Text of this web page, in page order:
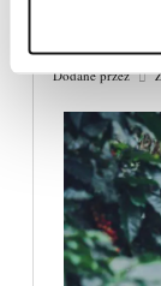
Podest
Dodane przez